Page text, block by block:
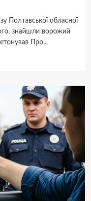
Полтавської обласної
знайшли ворожий
Про...